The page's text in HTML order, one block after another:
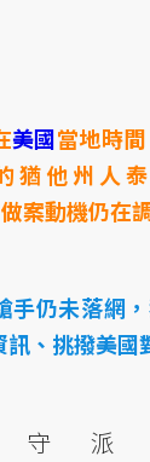
美國當地時
猶他州人
案動機仍在
手仍未落網
、挑撥美國
守派